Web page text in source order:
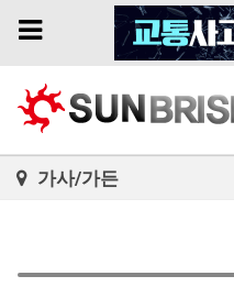
Toggle
가사/가든